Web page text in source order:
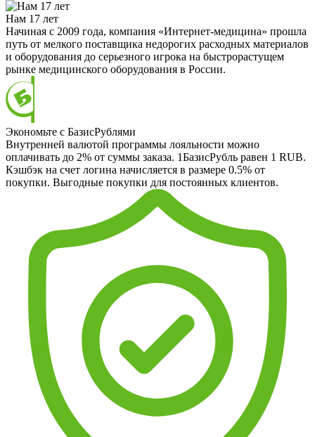
Нам 17 лет
Начиная с 2009 года, компания «Интернет-медицина» прошла
путь от мелкого поставщика недорогих расходных материалов
и оборудования до серьезного игрока на быстрорастущем
рынке медицинского оборудования в России.
Экономьте с БазисРублями
Внутренней валютой программы лояльности можно
оплачивать до 2% от суммы заказа. 1БазисРубль равен 1 RUB.
Кэшбэк на счет логина начисляется в размере 0.5% от
покупки. Выгодные покупки для постоянных клиентов.